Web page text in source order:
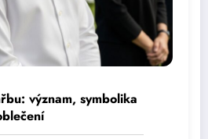
význam, symbolika